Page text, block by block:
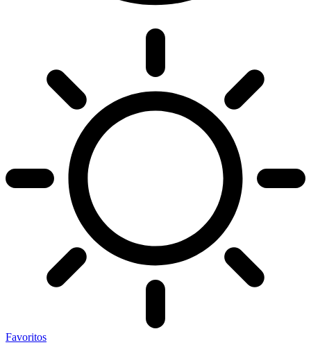
Favoritos